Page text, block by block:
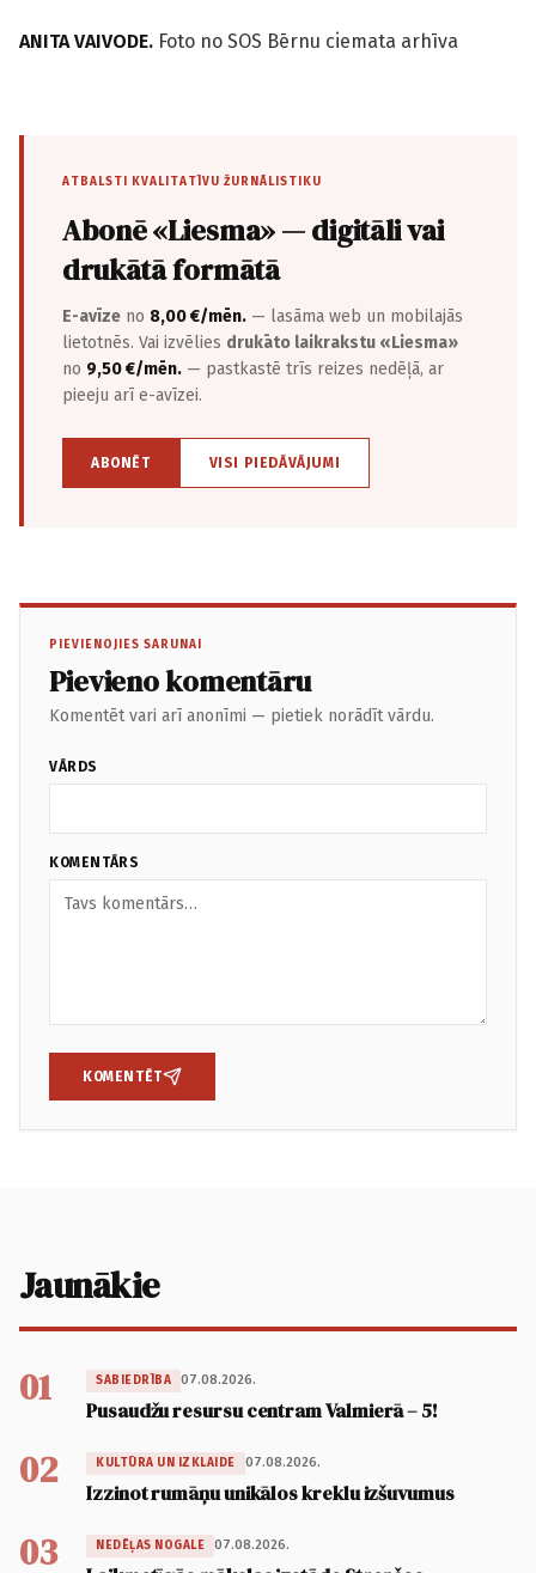
ANITA VAIVODE. Foto no SOS Bērnu ciemata arhīva
ATBALSTI KVALITATĪVU ŽURNĀLISTIKU
Abonē «Liesma» — digitāli vai
drukātā formātā
E-avīze no 8,00 €/mēn. — lasāma web un mobilajās
lietotnēs. Vai izvēlies drukāto laikrakstu «Liesma»
no 9,50 €/mēn. — pastkastē trīs reizes nedēļā, ar
pieeju arī e-avīzei.
ABONĒT VISI PIEDĀVĀJUMI
PIEVIENOJIES SARUNAI
Pievieno komentāru
Komentēt vari arī anonīmi — pietiek norādīt vārdu.
VĀRDS
KOMENTĀRS
KOMENTĒT
Jaunākie
01 SABIEDRĪBA 07.08.2026.
Pusaudžu resursu centram Valmierā – 5!
02 KULTŪRA UN IZKLAIDE 07.08.2026.
Izzinot rumāņu unikālos kreklu izšuvumus
03 NEDĒĻAS NOGALE 07.08.2026.